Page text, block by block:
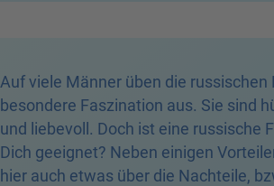
Auf viele Männer üben die russischen
besondere Faszination aus. Sie sind
und liebevoll. Doch ist eine russische
Dich geeignet? Neben einigen
hier auch etwas über die Nachteile,